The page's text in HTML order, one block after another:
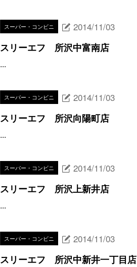
スーパー・コンビニ 2014/11/03
スリーエフ 所沢中富南店
...
スーパー・コンビニ 2014/11/03
スリーエフ 所沢向陽町店
...
スーパー・コンビニ 2014/11/03
スリーエフ 所沢上新井店
...
スーパー・コンビニ 2014/11/03
スリーエフ 所沢中新井一丁目店